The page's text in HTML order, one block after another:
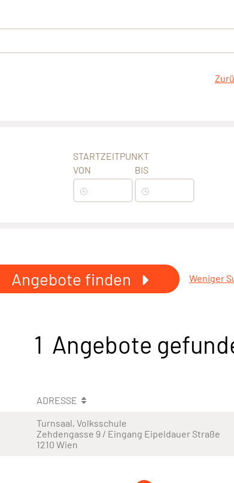
STARTZEITPUNKT
VON
BIS
Angebote finden Weniger
1 Angebote
ADRESSE
Turnsaal, Volksschule
Zehdengasse 9 / Eingang Eipeldauer Straße
1210 Wien